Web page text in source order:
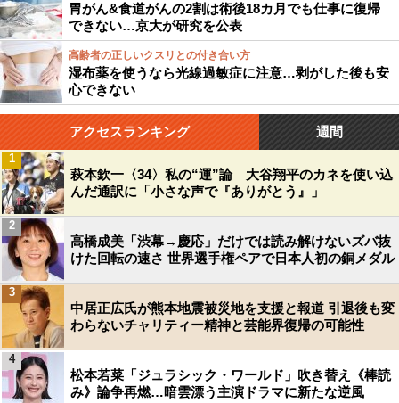
胃がん&食道がんの2割は術後18カ月でも仕事に復帰
できない…京大が研究を公表
高齢者の正しいクスリとの付き合い方
湿布薬を使うなら光線過敏症に注意…剥がした後も安
心できない
アクセスランキング 週間
萩本欽一〈34〉私の“運”論 大谷翔平のカネを使い込
んだ通訳に「小さな声で『ありがとう』」
1
高橋成美「渋幕→慶応」だけでは読み解けないズバ抜
けた回転の速さ 世界選手権ペアで日本人初の銅メダル
2
中居正広氏が熊本地震被災地を支援と報道 引退後も変
わらないチャリティー精神と芸能界復帰の可能性
3
松本若菜「ジュラシック・ワールド」吹き替え《棒読
み》論争再燃…暗雲漂う主演ドラマに新たな逆風
4